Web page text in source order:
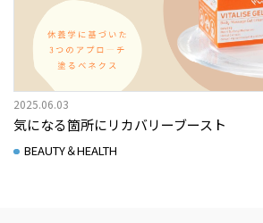
2025.06.03
気になる箇所にリカバリーブースト
BEAUTY＆HEALTH